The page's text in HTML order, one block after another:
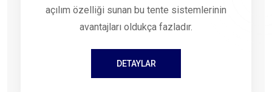
açılım özelliği sunan bu tente sistemlerinin
avantajları oldukça fazladır.
DETAYLAR